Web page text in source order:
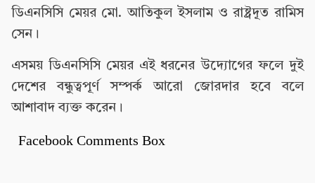
ডিএনসিসি মেয়র মো. আতিকুল ইসলাম ও রাষ্ট্রদূত রামিস
সেন।
এসময় ডিএনসিসি মেয়র এই ধরনের উদ্যোগের ফলে দুই
দেশের বন্ধুত্বপূর্ণ সম্পর্ক আরো জোরদার হবে বলে
আশাবাদ ব্যক্ত করেন।
Facebook Comments Box